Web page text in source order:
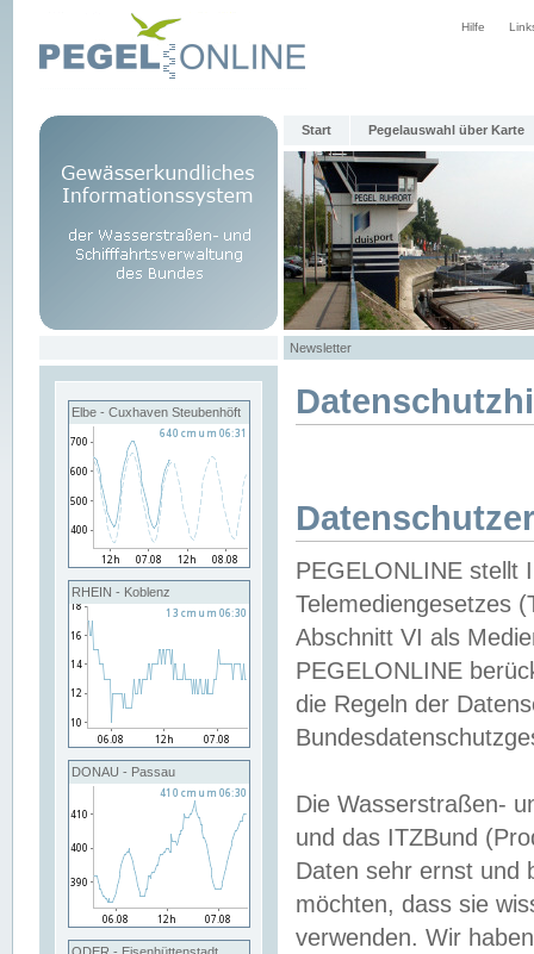
Hilfe
Start Pegelauswahl über Karte
Newsletter
Elbe - Cuxhaven Steubenhöft
RHEIN - Koblenz
DONAU - Passau
PEGELONLINE stellt
Telemediengesetzes
Abschnitt VI als
PEGELONLINE
die Regeln der
Die Wasserstraßen-
und das ITZBund
Daten sehr ernst und
möchten, dass sie
verwenden. Wir